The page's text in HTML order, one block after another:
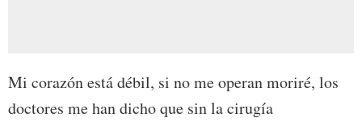
Mi corazón está débil, si no me operan moriré, los
doctores me han dicho que sin la cirugía